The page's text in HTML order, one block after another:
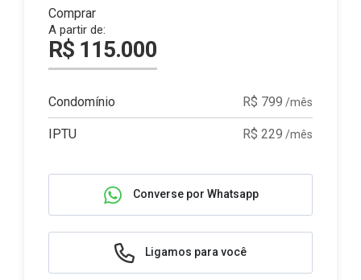
Comprar
A partir de:
R$ 115.000
Condomínio R$ 799 /mês
IPTU R$ 229 /mês
Converse por Whatsapp
Ligamos para você